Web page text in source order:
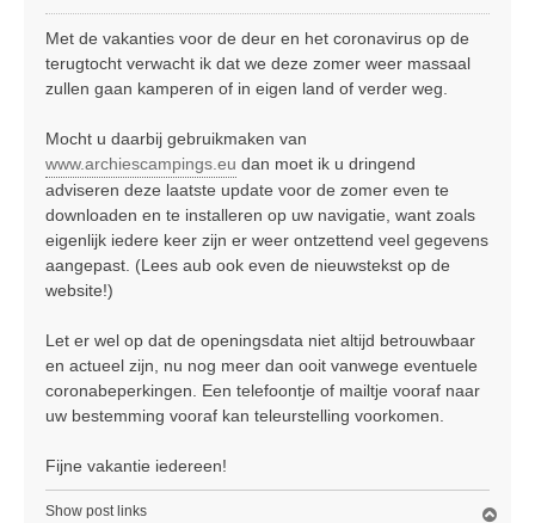
e
c
h
Met de vakanties voor de deur en het coronavirus op de
terugtocht verwacht ik dat we deze zomer weer massaal
zullen gaan kamperen of in eigen land of verder weg.
Mocht u daarbij gebruikmaken van
www.archiescampings.eu dan moet ik u dringend
adviseren deze laatste update voor de zomer even te
downloaden en te installeren op uw navigatie, want zoals
eigenlijk iedere keer zijn er weer ontzettend veel gegevens
aangepast. (Lees aub ook even de nieuwstekst op de
website!)
Let er wel op dat de openingsdata niet altijd betrouwbaar
en actueel zijn, nu nog meer dan ooit vanwege eventuele
coronabeperkingen. Een telefoontje of mailtje vooraf naar
uw bestemming vooraf kan teleurstelling voorkomen.
Fijne vakantie iedereen!
Show post links